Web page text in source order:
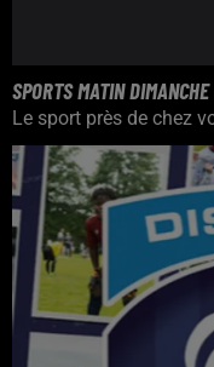
SPORTS MATIN
Le sport près de chez